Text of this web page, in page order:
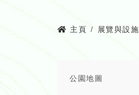
主頁 展覽與設施
公園地圖